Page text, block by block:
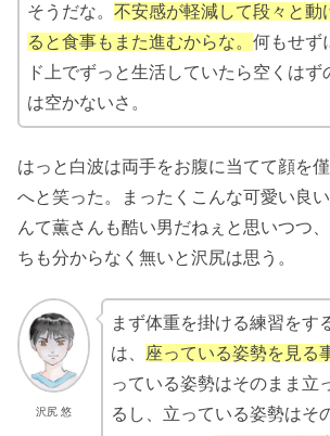
そうだな。 不安感が軽減して段々と動
ると食事もまた進むからな。 何もせず
ド上でずっと生活していたら空くはず
は空かないさ。
はっと白波は両手をお腹に当てて顔を
へと笑った。まったくこんな可愛い良
んて薫さんも酷い男だねぇと思いつつ
ちも分からなく無いと沢尻は思う。
沢尻 悠
まず体重を掛ける練習をす
は、
座っている姿勢を見る
っている姿勢はそのまま立
るし、立っている姿勢はそ